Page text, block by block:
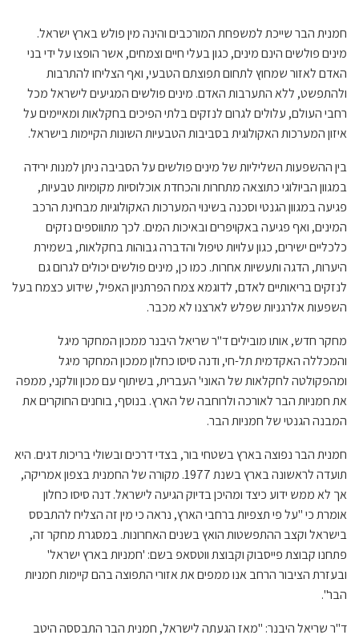
חמנית הבר שייכת למשפחת המורכבים והינה מין פולש בארץ ישראל.
מינים פולשים הינם מינים, כגון בעלי חיים וצמחים, אשר הופצו על ידי בני
האדם לאזור שמחוץ לתחום תפוצתם הטבעי, ואף הצליחו להתרבות
ולהתפשט, ללא התערבות האדם. מינים פולשים המגיעים לישראל מכל
רחבי העולם, עלולים לגרום לנזקים בלתי הפיכים בחקלאות ומאיימים על
איזון המערכות האקולוגית בסביבות הטבעיות השונות הקיימות בישראל.
בין ההשפעות השליליות של מינים פולשים על הסביבה ניתן למנות ירידה
במגוון הביולוגי כתוצאה מתחרות והכחדת אוכלוסיות מקומיות טבעיות,
פגיעה במגוון הגנטי וסכנה בשינוי המערכות האקולוגיות מבחינת הרכב
המינים, ואף פגיעה באקויפרים ובאיכות המים. לכך מתווספים נזקים
כלכליים ישירים, כגון עלויות טיפול והדברה גבוהות בחקלאות, בשמירת
היערות, הדגה ותעשיות אחרות. כמו כן, מינים פולשים יכולים לגרום גם
לנזקים בריאותיים לאדם, לדוגמא צמח הפרתניון האפיל, שידוע כצמח בעל
השפעות אלרגניות שפלש לארצנו לא מכבר.
מחקר חדש, אותו מובילים ד"ר שריאל היבנר ממכון המחקר מיגל
והמכללה האקדמית תל-חי, ודנה סיסו כחלון ממכון המחקר מיגל
ומהפקולטה לחקלאות של האוני' העברית, בשיתוף עם מכון וולקני, ממפה
את חמניות הבר לאורכה ולרוחבה של הארץ. בנוסף, בוחנים החוקרים את
המבנה הגנטי של חמניות הבר.
חמנית הבר נפוצה בארץ בשטחי בור, בצדי דרכים ובשולי בריכות דגים. היא
תועדה לראשונה בארץ בשנת 1977. מקורה של החמנית בצפון אמריקה,
אך לא ממש ידוע כיצד ומהיכן בדיוק הגיעה לישראל. דנה סיסו כחלון
אומרת כי "על פי תצפיות ברחבי הארץ, נראה כי מין זה הצליח להתבסס
בישראל וקצב ההתפשטות הואץ בשנים האחרונות. במסגרת מחקר זה,
פתחנו קבוצת פייסבוק וקבוצת ווטסאפ בשם: 'חמניות בארץ ישראל'
ובעזרת הציבור הרחב אנו ממפים את אזורי התפוצה בהם קיימות חמניות
הבר".
ד"ר שריאל היבנר: "מאז הגעתה לישראל, חמנית הבר התבססה היטב